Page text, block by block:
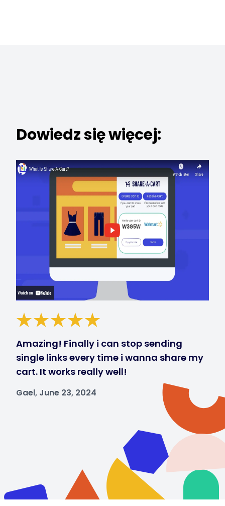
Dowiedz się więcej:
Amazing! Finally i can stop sending
single links every time i wanna share my
cart. It works really well!
Gael, June 23, 2024